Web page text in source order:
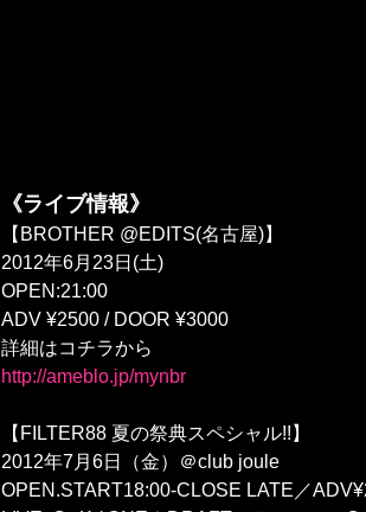
《ライブ情報》
【BROTHER @EDITS(名古屋)】
2012年6月23日(土)
OPEN:21:00
ADV ¥2500 / DOOR ¥3000
詳細はコチラから
http://ameblo.jp/mynbr
【FILTER88 夏の祭典スペシャル!!】
2012年7月6日（金）＠club joule
OPEN.START18:00-CLOSE LATE／